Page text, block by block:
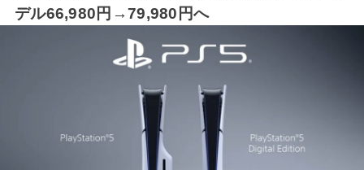
デル66,980円→79,980円へ